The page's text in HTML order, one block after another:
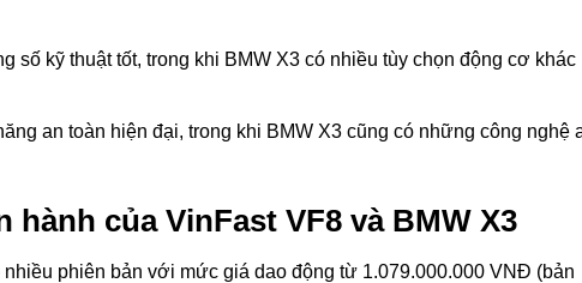
số kỹ thuật tốt, trong khi BMW X3 có nhiều tùy chọn động cơ khác
an toàn hiện đại, trong khi BMW X3 cũng có những công nghệ
hành của VinFast VF8 và BMW X3
nhiều phiên bản với mức giá dao động từ 1.079.000.000 VNĐ (bản